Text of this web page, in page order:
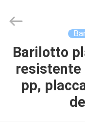
CASA.
PRODOTTI
Technology
Limited.
Barilotto
resistente
pp,